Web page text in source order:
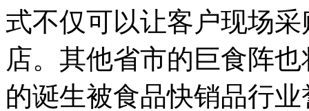
式不仅可以让客户现场
店。其他省市的巨食阵
的诞生被食品快销品行